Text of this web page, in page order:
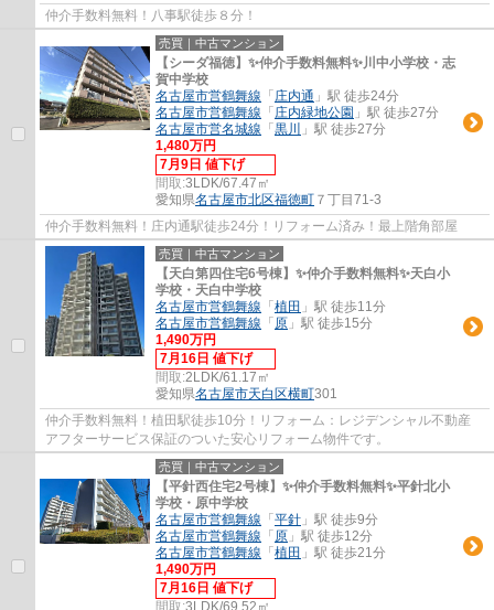
仲介手数料無料！八事駅徒歩８分！
売買｜中古マンション
【シーダ福徳】✨️仲介手数料無料✨️川中小学校・志
賀中学校
名古屋市営鶴舞線 「 庄内通 」駅 徒歩24分
名古屋市営鶴舞線 「 庄内緑地公園 」駅 徒歩27分
名古屋市営名城線 「 黒川
」駅 徒歩27分
1,480万円
7月9日 値下げ
間取:3LDK/67.47㎡
愛知県名古屋市北区福徳町 ７丁目71-3
仲介手数料無料！庄内通駅徒歩24分！リフォーム済み！最上階角部屋
売買｜中古マンション
【天白第四住宅6号棟】✨️仲介手数料無料✨️天白小
学校・天白中学校
名古屋市営鶴舞線 「 植田 」駅 徒歩11分
名古屋市営鶴舞線 「 原 」駅 徒歩15分
1,490万円
7月16日 値下げ
間取:2LDK/61.17㎡
愛知県名古屋市天白区横町301
仲介手数料無料！植田駅徒歩10分！リフォーム：レジデンシャル不動産
アフターサービス保証のついた安心リフォーム物件です。
売買｜中古マンション
【平針西住宅2号棟】✨️仲介手数料無料✨️平針北小
学校・原中学校
名古屋市営鶴舞線 「 平針 」駅 徒歩9分
名古屋市営鶴舞線 「 原 」駅 徒歩12分
名古屋市営鶴舞線 「 植田 」駅 徒歩21分
1,490万円
7月16日 値下げ
間取:3LDK/69.52㎡